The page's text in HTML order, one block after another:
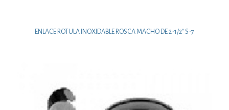
ENLACE ROTULA INOXIDABLE ROSCA MACHO DE 2-1/2″ S-7